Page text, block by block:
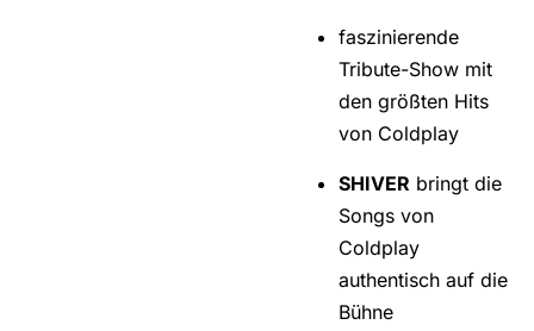
faszinierende
Tribute-Show mit
den größten Hits
von Coldplay
SHIVER bringt die
Songs von
Coldplay
authentisch auf die
Bühne